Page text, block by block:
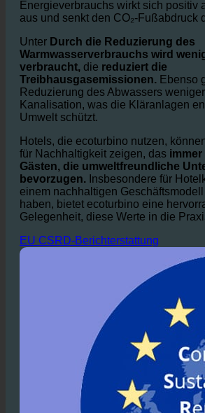
Sektors. Jede Reduzierung des
Energieverbrauchs wirkt sich positiv
UnterDurch die Reduzierung des
Warmwasserverbrauchs wird
verbraucht,diereduziert die
Treibhausgasemissionen.Ebenso
Reduzierung des Abwassers
Kanalisation, was die Kläranlagen
Hotels, die ecoturbino nutzen,
für Nachhaltigkeit zeigen, dasimmer
Gästen, die umweltfreundliche
bevorzugen.Insbesondere für
einem nachhaltigen Geschäftsmodell
haben, bietet ecoturbino eine
EU CSRD-Berichterstattung